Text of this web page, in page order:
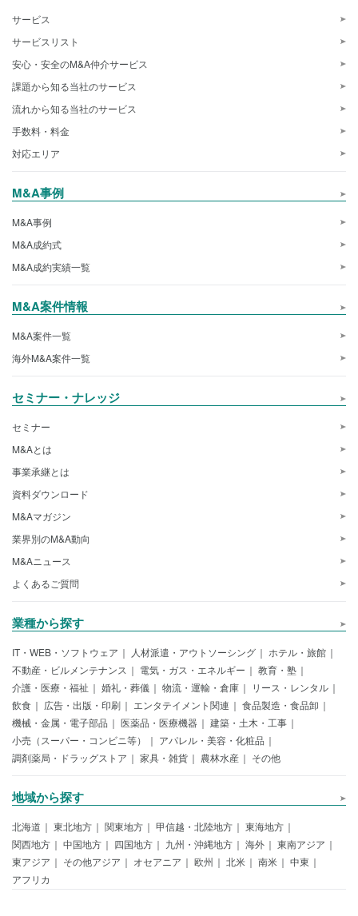
サービス
サービスリスト
安心・安全のM&A仲介サービス
課題から知る当社のサービス
流れから知る当社のサービス
手数料・料金
対応エリア
M&A事例
M&A事例
M&A成約式
M&A成約実績一覧
M&A案件情報
M&A案件一覧
海外M&A案件一覧
セミナー・ナレッジ
セミナー
M&Aとは
事業承継とは
資料ダウンロード
M&Aマガジン
業界別のM&A動向
M&Aニュース
よくあるご質問
業種から探す
IT・WEB・ソフトウェア 人材派遣・アウトソーシング
ホテル・旅館
不動産・ビルメンテナンス
電気・ガス・エネルギー
教育・塾
介護・医療・福祉
婚礼・葬儀 物流・運輸・倉庫
リース・レンタル
飲食
広告・出版・印刷 エンタテイメント関連
食品製造・食品卸
機械・金属・電子部品
医薬品・医療機器
建築・土木・工事
小売（スーパー・コンビニ等）
アパレル・美容・化粧品
調剤薬局・ドラッグストア
家具・雑貨 農林水産 その他
地域から探す
北海道 東北地方 関東地方 甲信越・北陸地方
東海地方
関西地方
中国地方 四国地方 九州・沖縄地方 海外
東南アジア
東アジア
その他アジア オセアニア 欧州 北米 南米
中東
アフリカ